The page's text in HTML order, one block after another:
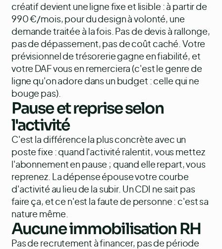
créatif devient une ligne fixe et lisible : à partir de
990 €/mois, pour du design à volonté, une
demande traitée à la fois. Pas de devis à rallonge,
pas de dépassement, pas de coût caché. Votre
prévisionnel de trésorerie gagne en fiabilité, et
votre DAF vous en remerciera (c'est le genre de
ligne qu'on adore dans un budget : celle qui ne
bouge pas).
Pause et reprise selon
l'activité
C'est la différence la plus concrète avec un
poste fixe : quand l'activité ralentit, vous mettez
l'abonnement en pause ; quand elle repart, vous
reprenez. La dépense épouse votre courbe
d'activité au lieu de la subir. Un CDI ne sait pas
faire ça, et ce n'est la faute de personne : c'est sa
nature même.
Aucune immobilisation RH
Pas de recrutement à financer, pas de période